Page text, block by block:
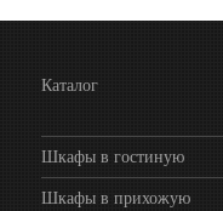
Каталог
Шкафы в гостиную
Шкафы в прихожую